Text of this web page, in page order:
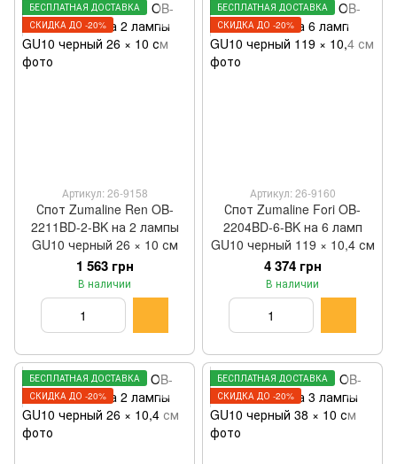
БЕСПЛАТНАЯ ДОСТАВКА
СКИДКА ДО -20%
Артикул: 26-9158
Спот Zumaline Ren OB-
2211BD-2-BK на 2 лампы
GU10 черный 26 × 10 см
1 563 грн
В наличии
БЕСПЛАТНАЯ ДОСТАВКА
СКИДКА ДО -20%
Артикул: 26-9160
Спот Zumaline Fori OB-
2204BD-6-BK на 6 ламп
GU10 черный 119 × 10,4 см
4 374 грн
В наличии
БЕСПЛАТНАЯ ДОСТАВКА
СКИДКА ДО -20%
БЕСПЛАТНАЯ ДОСТАВКА
СКИДКА ДО -20%